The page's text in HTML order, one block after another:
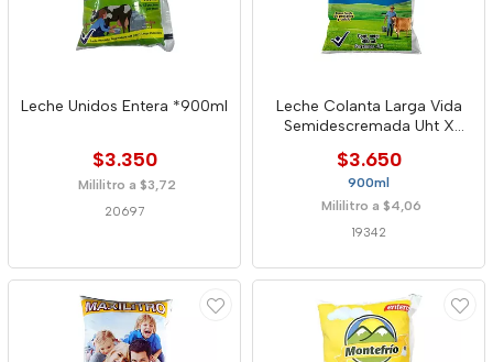
Leche Unidos Entera *900ml
$3.350
Mililitro a $3,72
20697
Leche Colanta Larga Vida
Semidescremada Uht X
$3.650
900ml
Mililitro a $4,06
19342